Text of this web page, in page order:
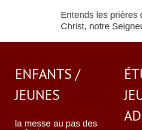
Entends les prières
Christ, notre
ENFANTS /
JEUNES
la messe au pas des